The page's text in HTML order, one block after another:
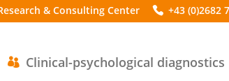
& Consulting Center +43 (0)2682
Clinical-psychological diagnostics